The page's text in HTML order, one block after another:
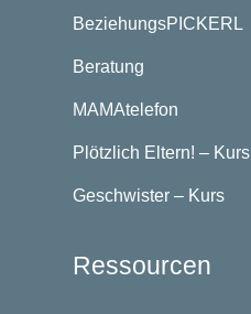
BeziehungsPICKERL
Beratung
MAMAtelefon
Plötzlich Eltern! – Kurs
Geschwister – Kurs
Ressourcen